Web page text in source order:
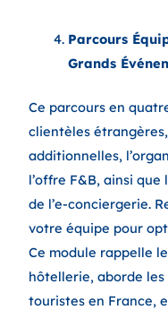
Parcours
Grands
Ce parcours en
clientèles
additionnelles,
l’offre F&B, ainsi
de l’e-conciergerie.
votre équipe pour
Ce module rappelle
hôtellerie, aborde
touristes en France,